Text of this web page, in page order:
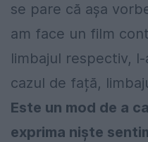
se pare că așa
am face un film
limbajul respectiv,
cazul de față,
Este un mod de a
exprima niște